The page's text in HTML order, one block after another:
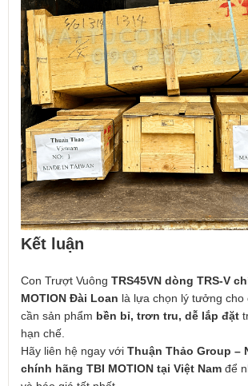
Kết luận
Con Trượt Vuông TRS45VN dòng TRS-V
MOTION Đài Loan là lựa chọn lý tưởng cho
cần sản phẩm bền bỉ, trơn tru, dễ lắp đặt
hạn chế.
Hãy liên hệ ngay với Thuận Thảo Group –
chính hãng TBI MOTION tại Việt Nam để